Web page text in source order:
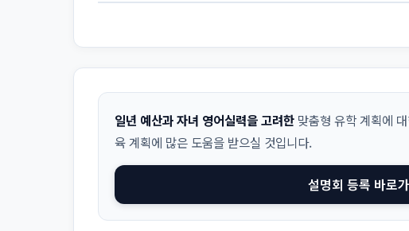
일년 예산과 자녀 영어실력을 고려한 맞춤형 유학 계획에
육 계획에 많은 도움을 받으실 것입니다.
설명회 등록 바로